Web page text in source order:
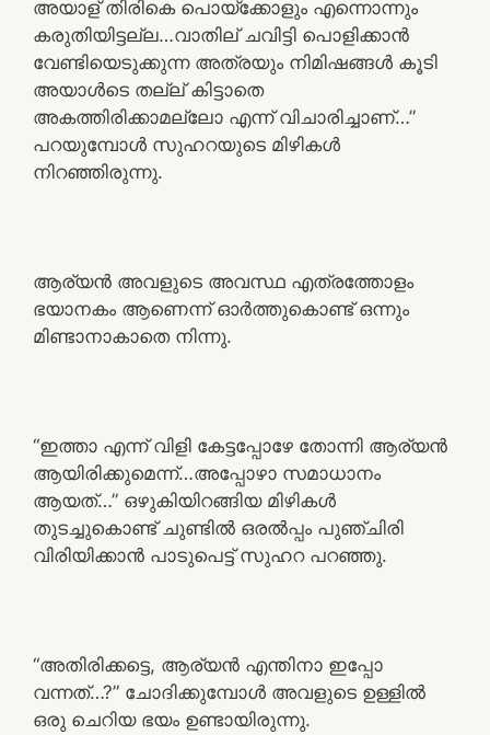
അയാള് തിരികെ പൊയ്ക്കോളും എന്നൊന്നും
കരുതിയിട്ടല്ല…വാതില് ചവിട്ടി പൊളിക്കാൻ
വേണ്ടിയെടുക്കുന്ന അത്രയും നിമിഷങ്ങൾ കൂടി
അയാൾടെ തല്ല് കിട്ടാതെ
അകത്തിരിക്കാമല്ലോ എന്ന് വിചാരിച്ചാണ്…”
പറയുമ്പോൾ സുഹറയുടെ മിഴികൾ
നിറഞ്ഞിരുന്നു.
ആര്യൻ അവളുടെ അവസ്ഥ എത്രത്തോളം
ഭയാനകം ആണെന്ന് ഓർത്തുകൊണ്ട് ഒന്നും
മിണ്ടാനാകാതെ നിന്നു.
“ഇത്താ എന്ന് വിളി കേട്ടപ്പോഴേ തോന്നി ആര്യൻ
ആയിരിക്കുമെന്ന്…അപ്പോഴാ സമാധാനം
ആയത്…” ഒഴുകിയിറങ്ങിയ മിഴികൾ
തുടച്ചുകൊണ്ട് ചുണ്ടിൽ ഒരൽപ്പം പുഞ്ചിരി
വിരിയിക്കാൻ പാടുപെട്ട് സുഹറ പറഞ്ഞു.
“അതിരിക്കട്ടെ, ആര്യൻ എന്തിനാ ഇപ്പോ
വന്നത്…?” ചോദിക്കുമ്പോൾ അവളുടെ ഉള്ളിൽ
ഒരു ചെറിയ ഭയം ഉണ്ടായിരുന്നു.